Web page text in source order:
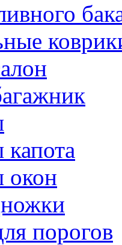
окон
порогов